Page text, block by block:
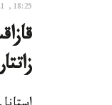
18:25, 21 شىلدە 2023